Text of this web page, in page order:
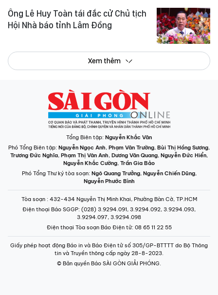
Ông Lê Huy Toàn tái đắc cử Chủ tịch
Hội Nhà báo tỉnh Lâm Đồng
Xem thêm
Tổng Biên tập: Nguyễn Khắc Văn
Phó Tổng Biên tập: Nguyễn Ngọc Anh, Phạm Văn Trường, Bùi Thị Hồng Sương,
Trương Đức Nghĩa, Phạm Thị Vân Anh, Dương Văn Quang, Nguyễn Đức Hiển,
Nguyễn Khắc Cường, Trần Gia Bảo
Phó Tổng Thư ký tòa soạn: Ngô Quang Trưởng, Nguyễn Chiến Dũng,
Nguyễn Phước Bình
Tòa soạn : 432-434 Nguyễn Thị Minh Khai, Phường Bàn Cờ, TP.HCM
Điện thoại Báo SGGP: (028) 3.9294.091, 3.9294.092, 3.9294.093,
3.9294.097, 3.9294.098
Điện thoại Tòa soạn Báo Điện tử: 08 65 11 22 55
Giấy phép hoạt động Báo in và Báo Điện tử số 305/GP-BTTTT do Bộ Thông
tin và Truyền thông cấp ngày 28-8-2023.
© Bản quyền Báo SÀI GÒN GIẢI PHÓNG.